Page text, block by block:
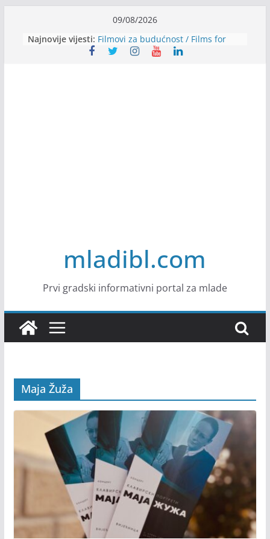
content
09/08/2026
Najnovije vijesti: Filmovi za budućnost / Films for
Future
mladibl.com
Prvi gradski informativni portal za mlade
Maja Žuža